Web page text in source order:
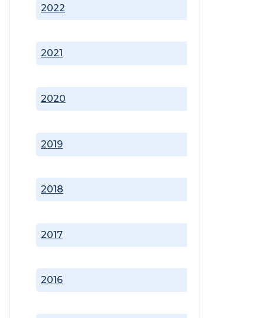
2016
2017
2018
2019
2020
2021
2022